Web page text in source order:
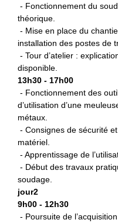
- Fonctionnement du
théorique.
- Mise en place du
installation des postes de
- Tour d’atelier :
disponible.
13h30 - 17h00
- Fonctionnement des
d’utilisation d’une
métaux.
- Consignes de sécurité
matériel.
- Apprentissage de
- Début des travaux
soudage.
jour2
9h00 - 12h30
- Poursuite de